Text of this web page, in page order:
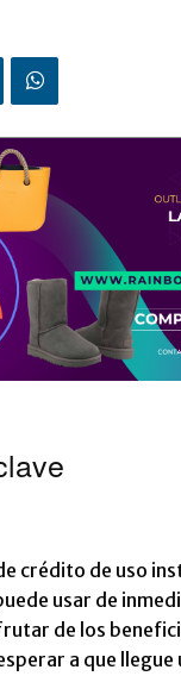
crédito de uso
usar de
de los
a que llegue